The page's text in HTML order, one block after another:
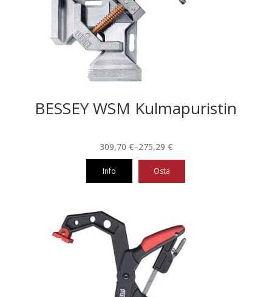
BESSEY WSM Kulmapuristin
275,29 €
–
309,70 €Hintaluokka:
275,29 €
Info Osta
useampi
muunnelma.